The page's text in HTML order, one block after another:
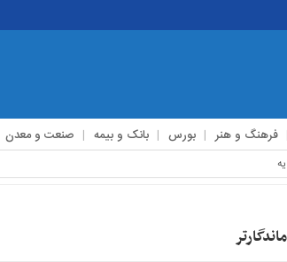
فرهنگ و هنر بورس بانک و بیمه صنعت و معدن